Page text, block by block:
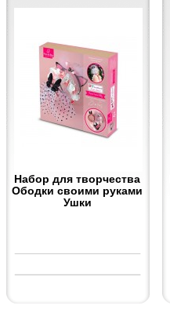
Набор для творчества
Ободки своими руками
Ушки